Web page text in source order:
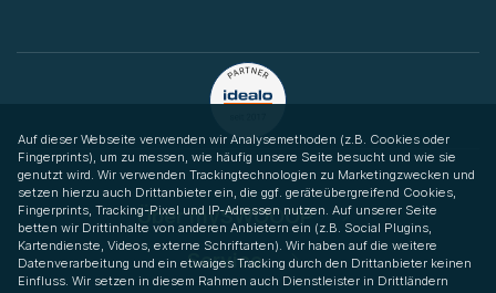
Über mySWOOOP
Service
Auf dieser Webseite verwenden wir Analysemethoden (z.B. Cookies oder
Fingerprints), um zu messen, wie häufig unsere Seite besucht und wie sie
genutzt wird. Wir verwenden Trackingtechnologien zu Marketingzwecken und
setzen hierzu auch Drittanbieter ein, die ggf. geräteübergreifend Cookies,
Fingerprints, Tracking-Pixel und IP-Adressen nutzen. Auf unserer Seite
betten wir Drittinhalte von anderen Anbietern ein (z.B. Social Plugins,
Kartendienste, Videos, externe Schriftarten). Wir haben auf die weitere
Datenverarbeitung und ein etwaiges Tracking durch den Drittanbieter keinen
Einfluss. Wir setzen in diesem Rahmen auch Dienstleister in Drittländern